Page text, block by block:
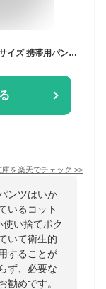
庫を楽天でチェック >>
ンツはいか
いるコット
い捨てボク
いて衛生的
することが
ず、必要な
勧めです。